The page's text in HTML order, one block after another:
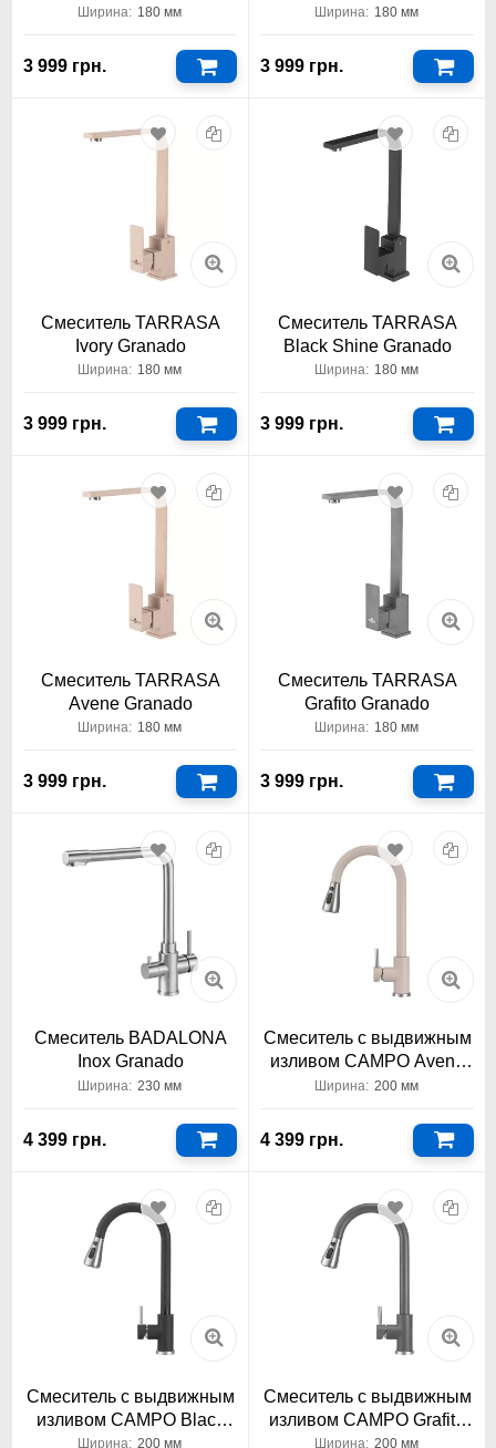
Ширина: 180 мм
3 999 грн.
Ширина: 180 мм
3 999 грн.
Смеситель TARRASA
Ivory Granado
Ширина: 180 мм
3 999 грн.
Смеситель TARRASA
Black Shine Granado
Ширина: 180 мм
3 999 грн.
Смеситель TARRASA
Avene Granado
Ширина: 180 мм
3 999 грн.
Смеситель TARRASA
Grafito Granado
Ширина: 180 мм
3 999 грн.
Смеситель BADALONA
Inox Granado
Ширина: 230 мм
4 399 грн.
Смеситель с выдвижным
изливом CAMPO Avena
Granado
Ширина: 200 мм
4 399 грн.
Смеситель с выдвижным
изливом CAMPO Black
Shine Granado
Ширина: 200 мм
Смеситель с выдвижным
изливом CAMPO Grafito
Granado
Ширина: 200 мм